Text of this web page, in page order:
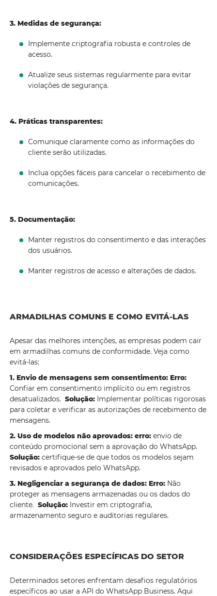
3. Medidas de segurança:
Implemente criptografia robusta e controles de
acesso.
Atualize seus sistemas regularmente para evitar
violações de segurança.
4. Práticas transparentes:
Comunique claramente como as informações do
cliente serão utilizadas.
Inclua opções fáceis para cancelar o recebimento de
comunicações.
5. Documentação:
Manter registros do consentimento e das interações
dos usuários.
Manter registros de acesso e alterações de dados.
ARMADILHAS COMUNS E COMO EVITÁ-LAS
Apesar das melhores intenções, as empresas podem cair
em armadilhas comuns de conformidade. Veja como
evitá-las:
1. Envio de mensagens sem consentimento: Erro:
Confiar em consentimento implícito ou em registros
desatualizados. Solução: Implementar políticas rigorosas
para coletar e verificar as autorizações de recebimento de
mensagens.
2. Uso de modelos não aprovados: erro: envio de
conteúdo promocional sem a aprovação do WhatsApp.
Solução: certifique-se de que todos os modelos sejam
revisados ​​e aprovados pelo WhatsApp.
3. Negligenciar a segurança de dados: Erro: Não
proteger as mensagens armazenadas ou os dados do
cliente. Solução: Investir em criptografia,
armazenamento seguro e auditorias regulares.
CONSIDERAÇÕES ESPECÍFICAS DO SETOR
Determinados setores enfrentam desafios regulatórios
específicos ao usar a API do WhatsApp Business. Aqui